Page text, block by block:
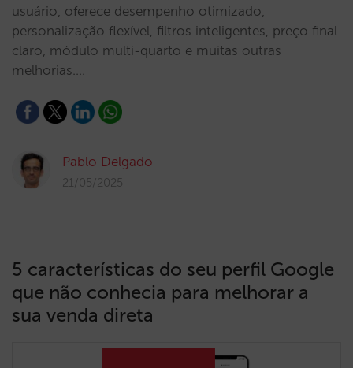
usuário, oferece desempenho otimizado,
personalização flexível, filtros inteligentes, preço final
claro, módulo multi-quarto e muitas outras
melhorias.…
Pablo Delgado
21/05/2025
5 características do seu perfil Google
que não conhecia para melhorar a
sua venda direta